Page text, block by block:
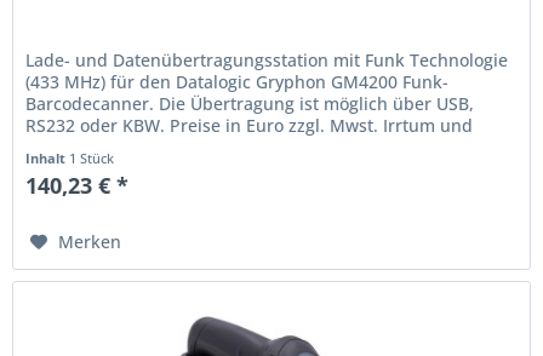
Lade- und Datenübertragungsstation mit Funk Technologie
(433 MHz) für den Datalogic Gryphon GM4200 Funk-
Barcodecanner. Die Übertragung ist möglich über USB,
RS232 oder KBW. Preise in Euro zzgl. Mwst. Irrtum und
Inhalt 1 Stück
140,23 € *
Merken